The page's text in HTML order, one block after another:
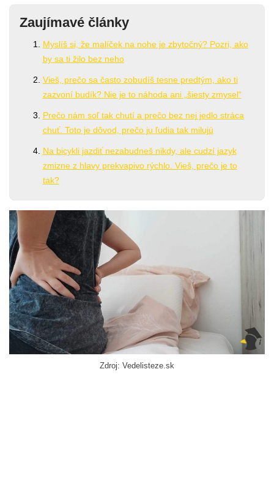
Zaujímavé články
Myslíš si, že malíček na nohe je zbytočný? Pozri, ako
by sa ti žilo bez neho
Vieš, prečo sa často zobudíš tesne predtým, ako ti
zazvoní budík? Nie je to náhoda ani „šiesty zmysel“
Prečo nám soľ tak chutí a prečo bez nej jedlo stráca
chuť. Toto je dôvod, prečo ju ľudia tak milujú
Na bicykli jazdiť nezabudneš nikdy, ale cudzí jazyk
zmizne z hlavy prekvapivo rýchlo. Vieš, prečo je to
tak?
Zdroj: Vedelisteze.sk